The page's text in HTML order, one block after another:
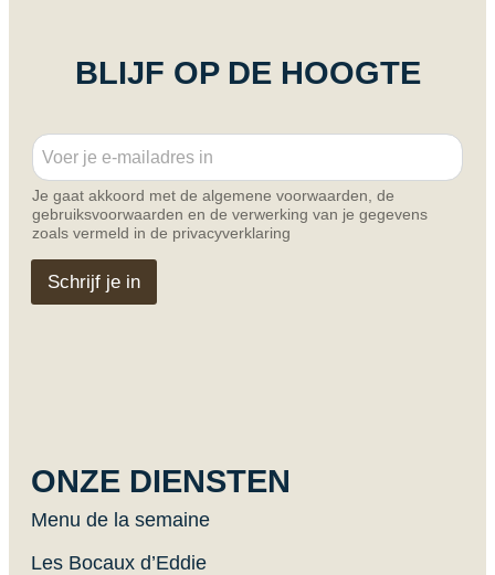
BLIJF OP DE HOOGTE
m
a
i
l
*
E
m
i
l
Je gaat akkoord met de algemene voorwaarden, de
gebruiksvoorwaarden en de verwerking van je gegevens
zoals vermeld in de privacyverklaring
Schrijf je in
ONZE DIENSTEN
Menu de la semaine
Les Bocaux d’Eddie